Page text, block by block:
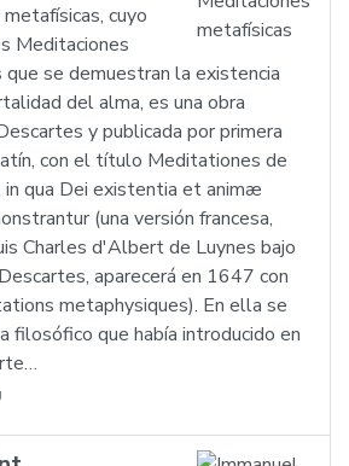
cuyo
Meditaciones
se demuestran la existencia
del alma, es una obra
y publicada por primera
con el título Meditationes de
in qua Dei existentia et animæ
(una versión francesa,
Charles d'Albert de Luynes bajo
aparecerá en 1647 con
metaphysiques). En ella se
filosófico que había introducido en